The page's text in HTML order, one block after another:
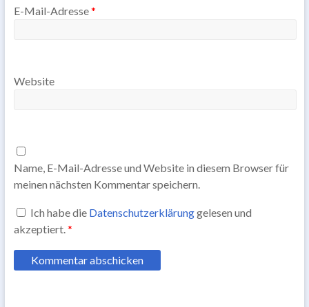
E-Mail-Adresse*
Website
Name, E-Mail-Adresse und Website in diesem Browser für
meinen nächsten Kommentar speichern.
Ich habe die Datenschutzerklärunggelesen und
akzeptiert.*